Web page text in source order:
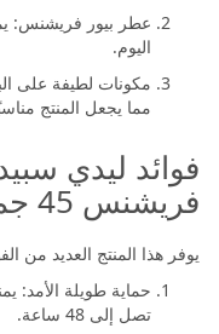
عطر بيور فريشنس:
اليوم.
مكونات لطيفة على
مما يجعل المنتج
فوائد ليدي
فريشنس 45 جم
يوفر هذا المنتج العديد من
حماية طويلة الأمد:
تصل إلى 48 ساعة.